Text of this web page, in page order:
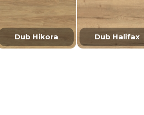
Dub Hikora Dub Halifax